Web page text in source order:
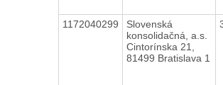
1172040299
Slovenská
konsolidačná, a.s.
Cintorínska 21,
81499 Bratislava 1